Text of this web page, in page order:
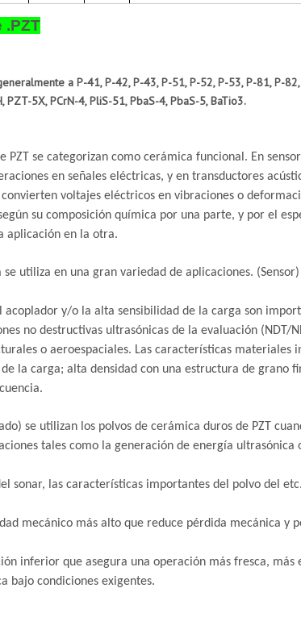
.PZT
a P-41, P-42, P-43, P-51, P-52, P-53, P-81, P-
PZT-5X, PCrN-4, PliS-51, PbaS-4, PbaS-5, BaTio3.
PZT se categorizan como cerámica funcional. En
en señales eléctricas, y en transductores
voltajes eléctricos en vibraciones o
su composición química por una parte, y por el
aplicación en la otra.
se utiliza en una gran variedad de aplicaciones.
acoplador y/o la alta sensibilidad de la carga son
no destructivas ultrasónicas de la evaluación (NDT/
o aeroespaciales. Las características
la carga; alta densidad con una estructura de grano
se utilizan los polvos de cerámica duros de PZT
tales como la generación de energía
sonar, las características importantes del polvo del
mecánico más alto que reduce pérdida mecánica
inferior que asegura una operación más fresca,
bajo condiciones exigentes.